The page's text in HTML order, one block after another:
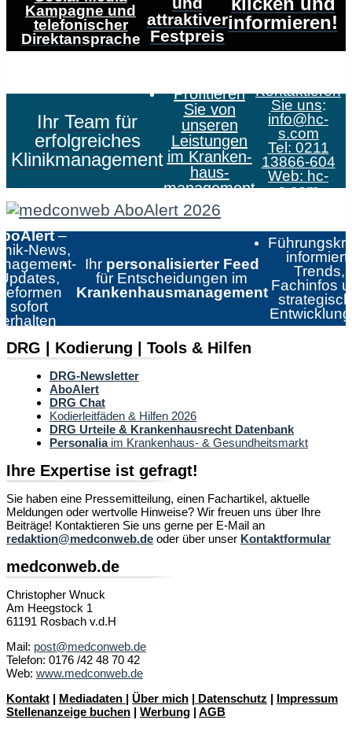
Kampagne und
telefonischer
Direktansprache
attraktiver
Festpreis
informieren!
Ihr Team für
erfolgreiches
Klinikmanagement
Profitieren
Sie von
unseren
Leistungen
im Kranken­
haus­
management
Kontaktieren
Sie uns:
info@hc-
s.com
Tel: 0211
13866-604
Web: hc-
s.com
–
News,
sofort
erhalten
Ihr personalisierter Feed
für Entscheidungen im
Krankenhausmanagement
informiert:
Trends,
Fachinfos
DRG | Kodierung | Tools & Hilfen
DRG-Newsletter
AboAlert
DRG Chat
Kodierleitfäden & Hilfen 2026
DRG Urteile & Krankenhausrecht Datenbank
Personaliaim Krankenhaus- & Gesundheitsmarkt
Ihre Expertise ist gefragt!
Sie haben eine Pressemitteilung, einen Fachartikel, aktuelle
Meldungen oder wertvolle Hinweise? Wir freuen uns über Ihre
Beiträge! Kontaktieren Sie uns gerne per E-Mail an
redaktion@medconweb.de oder über unser Kontaktformular
medconweb.de
Christopher Wnuck
Am Heegstock 1
61191 Rosbach v.d.H
Mail: post@medconweb.de
Telefon: 0176 /42 48 70 42
Web: www.medconweb.de
Kontakt | Mediadaten | Über mich | Datenschutz | Impressum
Stellenanzeige buchen | Werbung | AGB